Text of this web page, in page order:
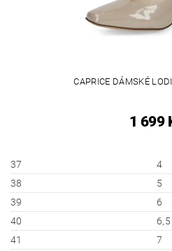
CAPRICE DÁMSKÉ
1 699
37
4
38
5
39
6
40
6,5
41
7